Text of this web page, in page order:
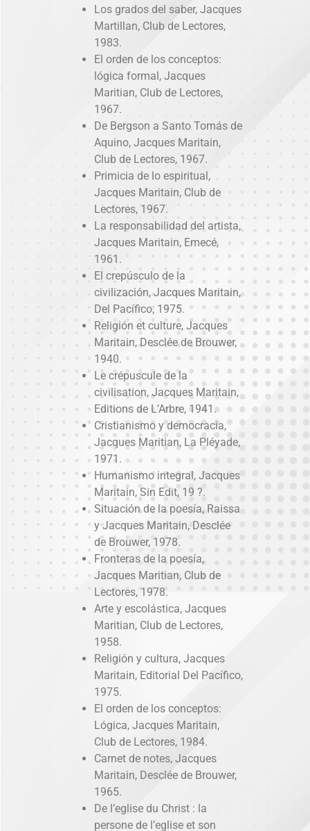
Los grados del saber, Jacques
Martillan, Club de Lectores,
1983.
El orden de los conceptos:
lógica formal, Jacques
Maritian, Club de Lectores,
1967.
De Bergson a Santo Tomás de
Aquino, Jacques Maritain,
Club de Lectores, 1967.
Primicia de lo espiritual,
Jacques Maritain, Club de
Lectores, 1967.
La responsabilidad del artista,
Jacques Maritain, Emecé,
1961.
El crepúsculo de la
civilización, Jacques Maritain,
Del Pacífico, 1975.
Religión et culture, Jacques
Maritain, Desclée de Brouwer,
1940.
Le crépuscule de la
civilisation, Jacques Maritain,
Editions de L’Arbre, 1941.
Cristianismo y democracia,
Jacques Maritian, La Pléyade,
1971.
Humanismo integral, Jacques
Maritain, Sin Edit, 19 ?.
Situación de la poesía, Raissa
y Jacques Maritain, Desclée
de Brouwer, 1978.
Fronteras de la poesía,
Jacques Maritian, Club de
Lectores, 1978.
Arte y escolástica, Jacques
Maritian, Club de Lectores,
1958.
Religión y cultura, Jacques
Maritain, Editorial Del Pacífico,
1975.
El orden de los conceptos:
Lógica, Jacques Maritain,
Club de Lectores, 1984.
Carnet de notes, Jacques
Maritain, Desclée de Brouwer,
1965.
De l’eglise du Christ : la
persone de l’eglise et son